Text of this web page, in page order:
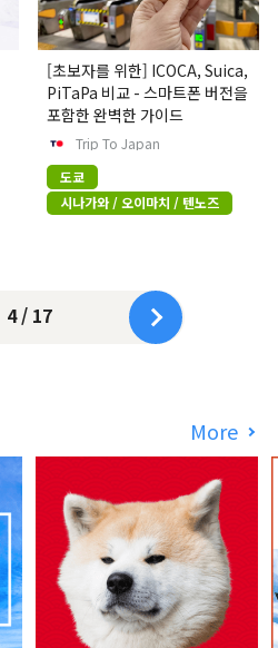
[초보자를 위한] ICOCA, Suica,
PiTaPa 비교 - 스마트폰 버전을
포함한 완벽한 가이드
Trip To Japan
도쿄
시나가와 / 오이마치 / 텐노즈
4 / 17
More